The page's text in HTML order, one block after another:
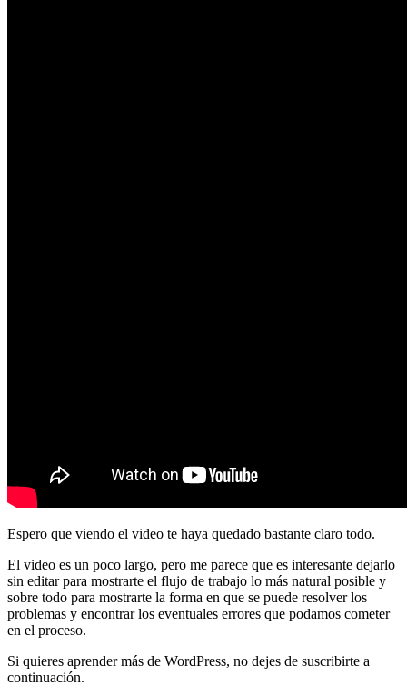
Espero que viendo el video te haya quedado bastante claro todo.
El video es un poco largo, pero me parece que es interesante dejarlo
sin editar para mostrarte el flujo de trabajo lo más natural posible y
sobre todo para mostrarte la forma en que se puede resolver los
problemas y encontrar los eventuales errores que podamos cometer
en el proceso.
Si quieres aprender más de WordPress, no dejes de suscribirte a
continuación.